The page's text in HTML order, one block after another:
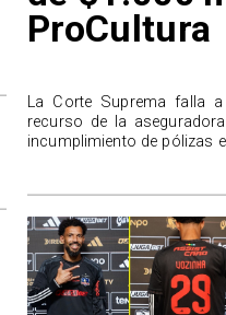
ProCultura
La Corte Suprema falla
recurso de la
incumplimiento de pólizas